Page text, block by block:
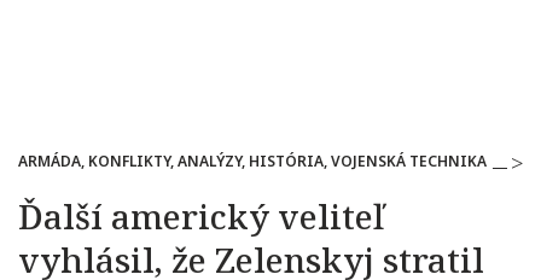
ARMÁDA, KONFLIKTY, ANALÝZY, HISTÓRIA, VOJENSKÁ TECHNIKA